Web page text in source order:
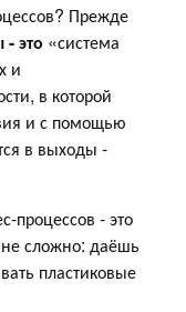
Прежде
- это «система
и
в которой
и с помощью
в выходы -
процессов - это
сложно: даёшь
пластиковые